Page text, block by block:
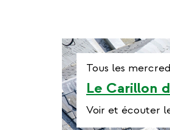
Tous les
Le Carillon
Voir et écouter